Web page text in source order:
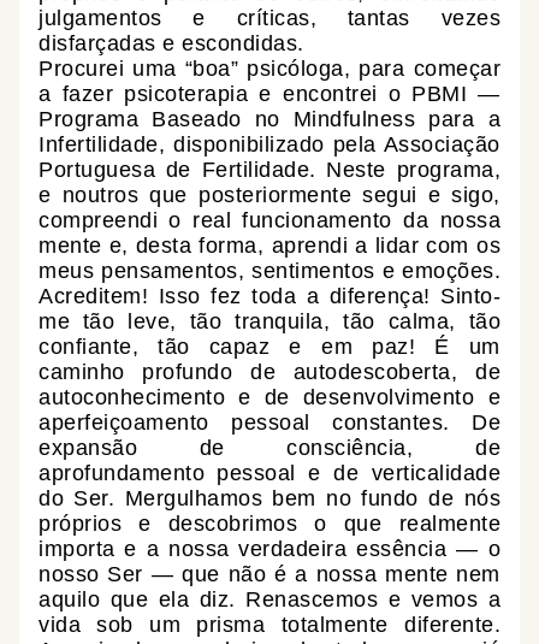
julgamentos e críticas, tantas vezes
disfarçadas e escondidas.
Procurei uma “boa” psicóloga, para começar
a fazer psicoterapia e encontrei o PBMI —
Programa Baseado no Mindfulness para a
Infertilidade, disponibilizado pela Associação
Portuguesa de Fertilidade. Neste programa,
e noutros que posteriormente segui e sigo,
compreendi o real funcionamento da nossa
mente e, desta forma, aprendi a lidar com os
meus pensamentos, sentimentos e emoções.
Acreditem! Isso fez toda a diferença! Sinto-
me tão leve, tão tranquila, tão calma, tão
confiante, tão capaz e em paz! É um
caminho profundo de autodescoberta, de
autoconhecimento e de desenvolvimento e
aperfeiçoamento pessoal constantes. De
expansão de consciência, de
aprofundamento pessoal e de verticalidade
do Ser. Mergulhamos bem no fundo de nós
próprios e descobrimos o que realmente
importa e a nossa verdadeira essência — o
nosso Ser — que não é a nossa mente nem
aquilo que ela diz. Renascemos e vemos a
vida sob um prisma totalmente diferente.